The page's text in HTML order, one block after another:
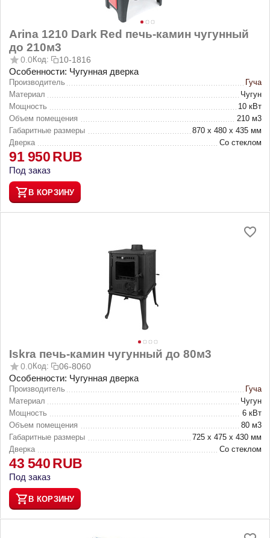
Arina 1210 Dark Red печь-камин чугунный
до 210м3
0.0 Код: 10-1816
Особенности: Чугунная дверка
Производитель
Гуча
Материал
Чугун
Мощность
10 кВт
Объем помещения
210 м3
Габаритные размеры
870 х 480 х 435 мм
Дверка
Со стеклом
91 950RUB
Под заказ
В КОРЗИНУ
Iskrа печь-камин чугунный до 80м3
0.0 Код: 06-8060
Особенности: Чугунная дверка
Производитель
Гуча
Материал
Чугун
Мощность
6 кВт
Объем помещения
80 м3
Габаритные размеры
725 х 475 х 430 мм
Дверка
Со стеклом
43 540RUB
Под заказ
В КОРЗИНУ